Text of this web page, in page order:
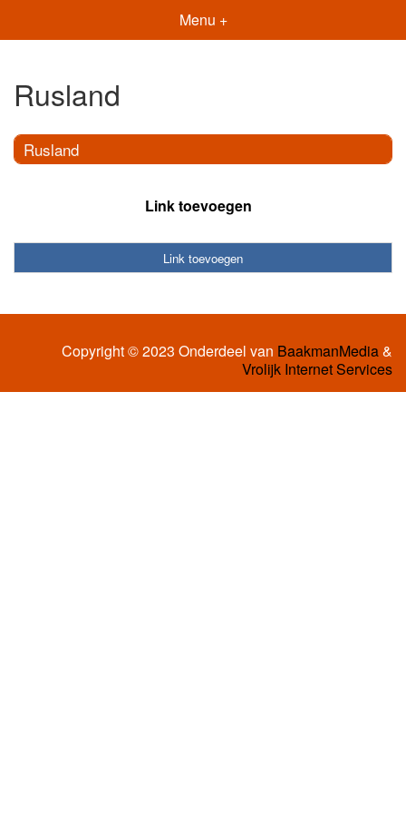
Menu +
Rusland
Rusland
Link toevoegen
Link toevoegen
Copyright © 2023 Onderdeel van BaakmanMedia&
Vrolijk Internet Services